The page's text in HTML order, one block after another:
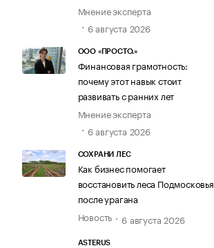
Мнение эксперта
6 августа 2026
ООО «ПРОСТО.»
Финансовая грамотность:
почему этот навык стоит
развивать с ранних лет
Мнение эксперта
6 августа 2026
СОХРАНИ ЛЕС
Как бизнес помогает
восстановить леса Подмосковья
после урагана
Новость
6 августа 2026
ASTERUS